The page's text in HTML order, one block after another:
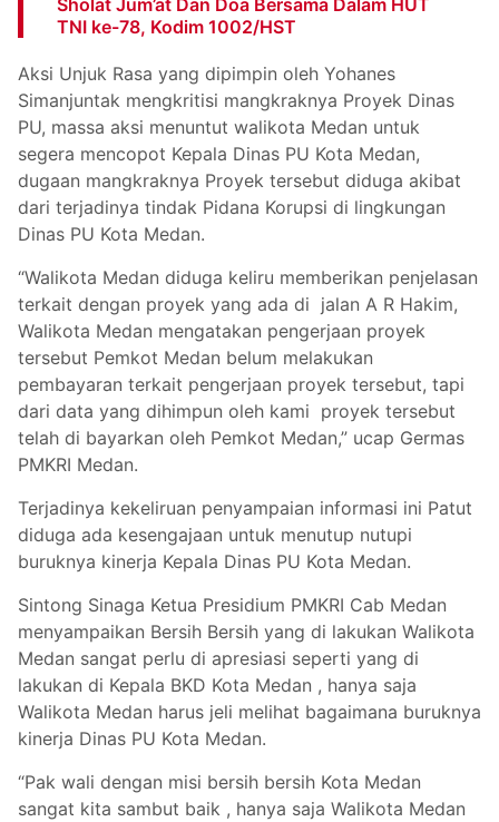
Sholat Jum’at Dan Doa Bersama Dalam HUT
TNI ke-78, Kodim 1002/HST
Aksi Unjuk Rasa yang dipimpin oleh Yohanes
Simanjuntak mengkritisi mangkraknya Proyek Dinas
PU, massa aksi menuntut walikota Medan untuk
segera mencopot Kepala Dinas PU Kota Medan,
dugaan mangkraknya Proyek tersebut diduga akibat
dari terjadinya tindak Pidana Korupsi di lingkungan
Dinas PU Kota Medan.
“Walikota Medan diduga keliru memberikan penjelasan
terkait dengan proyek yang ada di jalan A R Hakim,
Walikota Medan mengatakan pengerjaan proyek
tersebut Pemkot Medan belum melakukan
pembayaran terkait pengerjaan proyek tersebut, tapi
dari data yang dihimpun oleh kami proyek tersebut
telah di bayarkan oleh Pemkot Medan,” ucap Germas
PMKRI Medan.
Terjadinya kekeliruan penyampaian informasi ini Patut
diduga ada kesengajaan untuk menutup nutupi
buruknya kinerja Kepala Dinas PU Kota Medan.
Sintong Sinaga Ketua Presidium PMKRI Cab Medan
menyampaikan Bersih Bersih yang di lakukan Walikota
Medan sangat perlu di apresiasi seperti yang di
lakukan di Kepala BKD Kota Medan , hanya saja
Walikota Medan harus jeli melihat bagaimana buruknya
kinerja Dinas PU Kota Medan.
“Pak wali dengan misi bersih bersih Kota Medan
sangat kita sambut baik , hanya saja Walikota Medan